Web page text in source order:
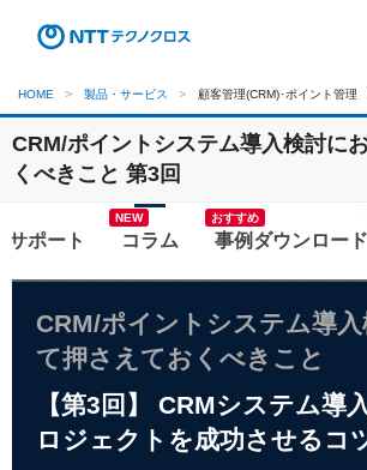
HOME 製品・サービス 顧客管理(CRM)･ポイント管
CRM/ポイントシステム導入検討に
くべきこと 第3回
コラム
おすすめ
CRM/ポイントシステム導
て押さえておくべきこと
【第3回】 CRMシステム導
ロジェクトを成功させるコ